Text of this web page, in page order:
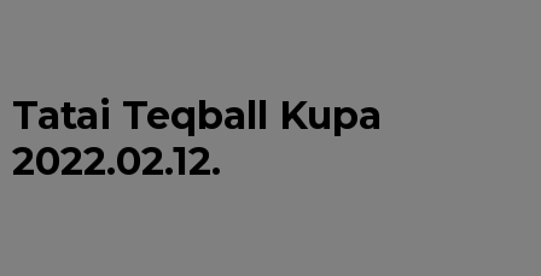
Tatai Teqball Kupa
2022.02.12.